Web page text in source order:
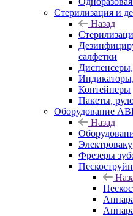
Стерилизация и
Назад
салфетки
Контейнеры
Пакеты,
Оборудование
Назад
Фрезеры